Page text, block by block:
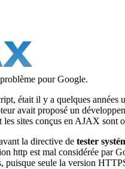
pour Google.
était il y a quelques années
avait proposé un
les sites conçus en AJAX sont
la directive de tester
http est mal considérée par
puisque seule la version